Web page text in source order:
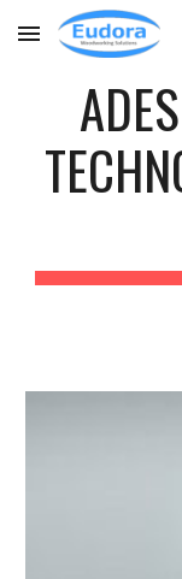
Skip to main content